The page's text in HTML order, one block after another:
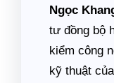
Ngọc
tư đồng bộ
kiểm công
kỹ thuật